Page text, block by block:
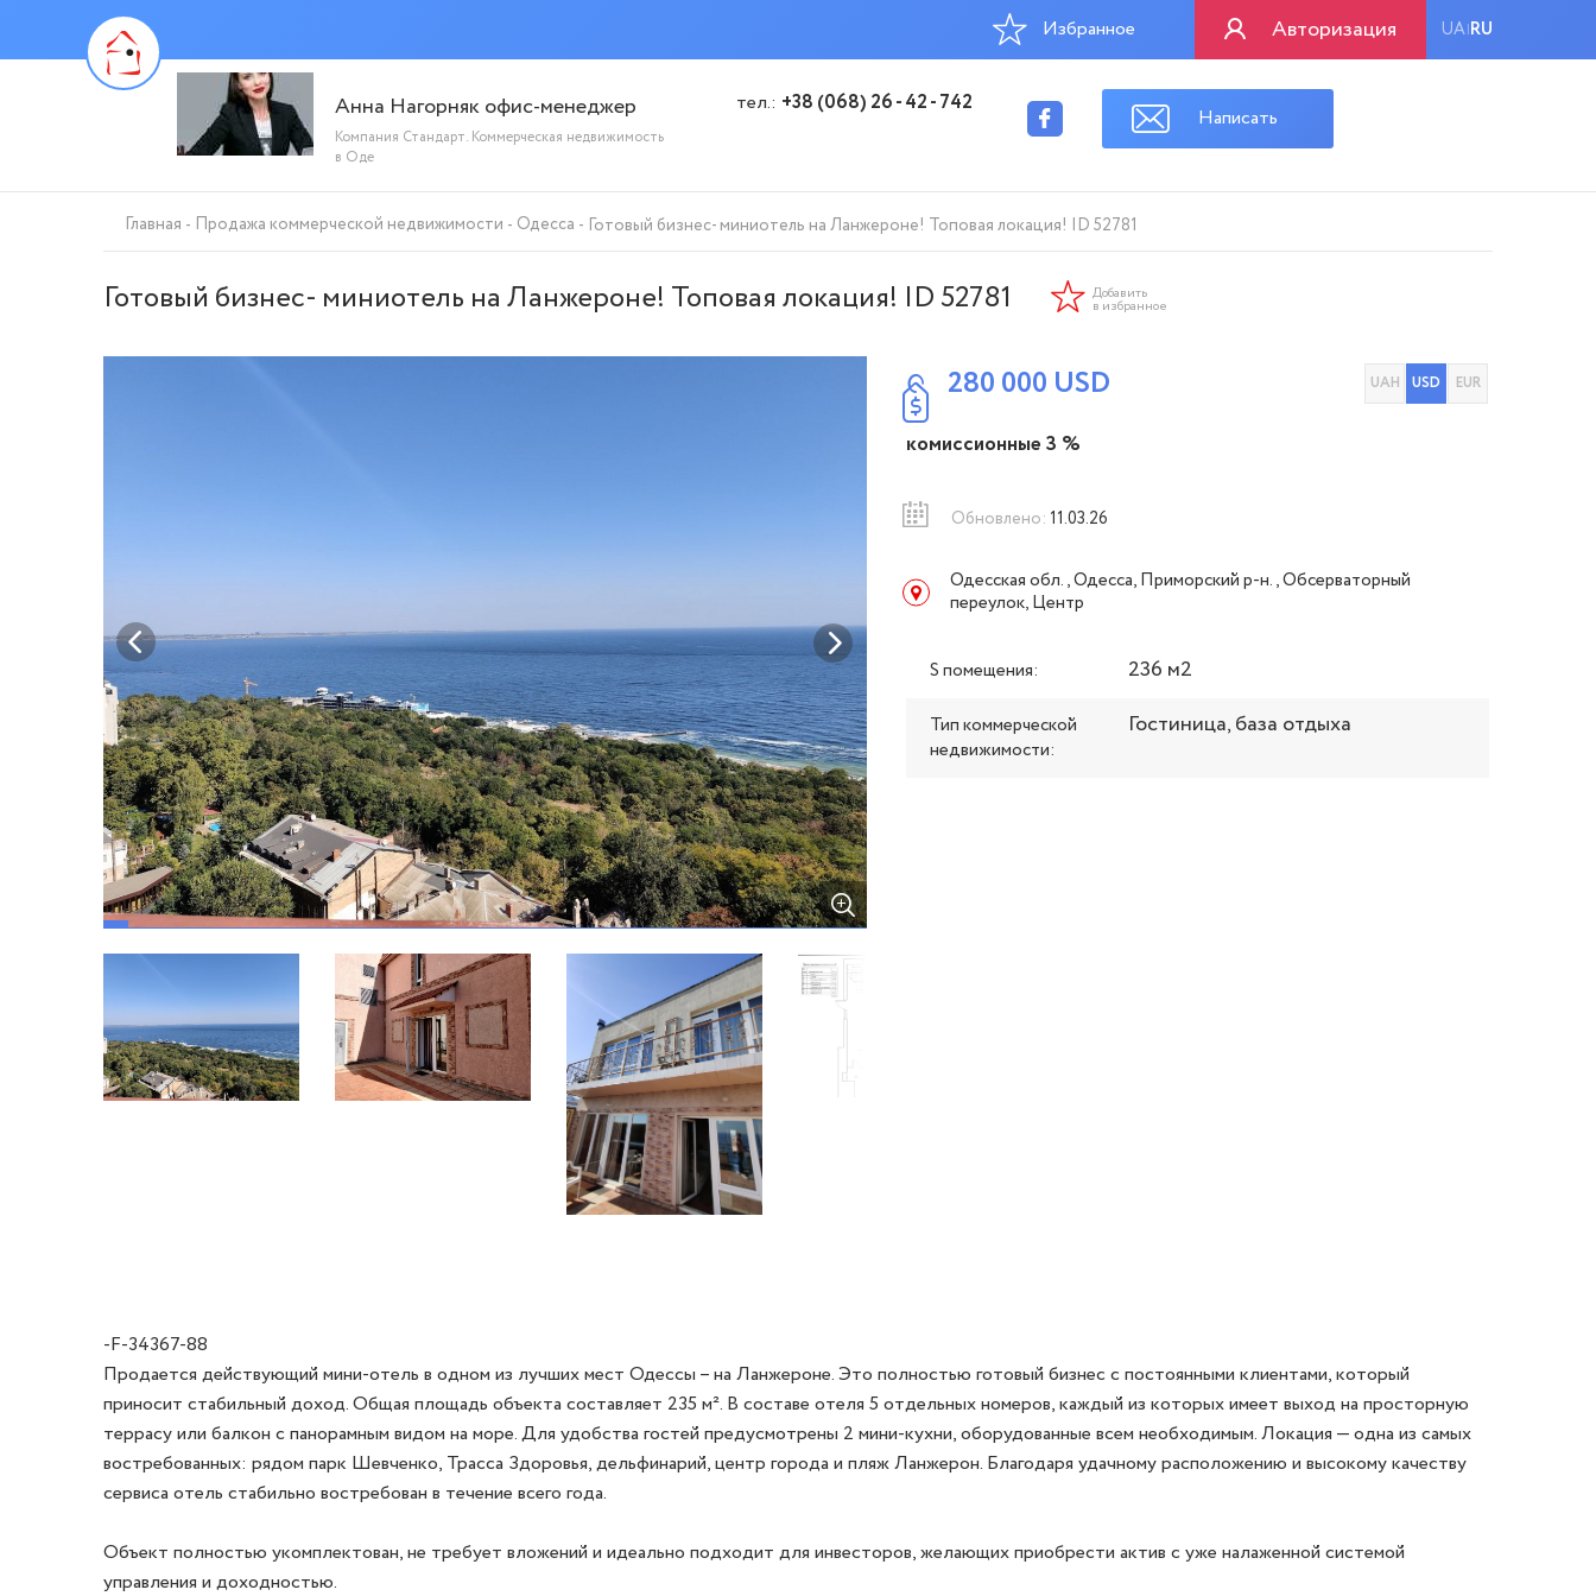
Авторизация UA|RU
Избранное
Анна Нагорняк офис-менеджер
Компания Стандарт. Коммерческая недвижимость
в Оде
тел.: +38 (068) 26 - 42 - 742
Написать
Главная Продажа коммерческой недвижимости Одесса Готовый бизнес- миниотель на Ланжероне! Топовая локация! ID 52781
Готовый бизнес- миниотель на Ланжероне! Топовая локация! ID 52781 Добавить
в избранное
280 000 USD UAH USD EUR
комиссионные 3 %
Обновлено: 11.03.26
Одесская обл., Одесса, Приморский р-н., Обсерваторный
переулок, Центр
S помещения: 236 м2
Тип коммерческой
недвижимости:
Гостиница, база отдыха
-F-34367-88
Продается действующий мини-отель в одном из лучших мест Одессы – на Ланжероне. Это полностью готовый бизнес с постоянными клиентами, который
приносит стабильный доход. Общая площадь объекта составляет 235 м². В составе отеля 5 отдельных номеров, каждый из которых имеет выход на просторную
террасу или балкон с панорамным видом на море. Для удобства гостей предусмотрены 2 мини-кухни, оборудованные всем необходимым. Локация — одна из самых
востребованных: рядом парк Шевченко, Трасса Здоровья, дельфинарий, центр города и пляж Ланжерон. Благодаря удачному расположению и высокому качеству
сервиса отель стабильно востребован в течение всего года.
Объект полностью укомплектован, не требует вложений и идеально подходит для инвесторов, желающих приобрести актив с уже налаженной системой
управления и доходностью.